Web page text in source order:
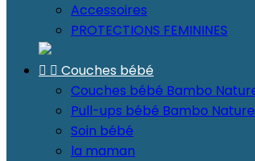
Accessoires
PROTECTIONS FEMININES
  Couches bébé
Couches bébé Bambo
Pull-ups bébé Bambo Nature
Soin bébé
la maman